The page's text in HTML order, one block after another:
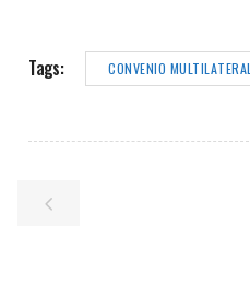
Tags: CONVENIO MULTILATERAL